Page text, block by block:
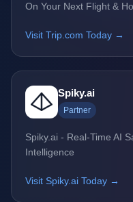
On Your Next Flight &
Visit Trip.com Today →
Spiky.ai
Partner
Spiky.ai - Real-Time AI
Intelligence
Visit Spiky.ai Today →